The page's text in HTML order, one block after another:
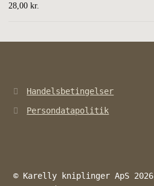
28,00 kr.
Handelsbetingelser
Persondatapolitik
© Karelly kniplinger ApS 2026